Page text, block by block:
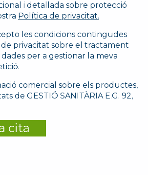
i detallada sobre protecció
Política de privacitat.
les condicions contingudes
privacitat sobre el tractament
per a gestionar la meva
comercial sobre els productes,
de GESTIÓ SANITÀRIA E.G. 92,
cita